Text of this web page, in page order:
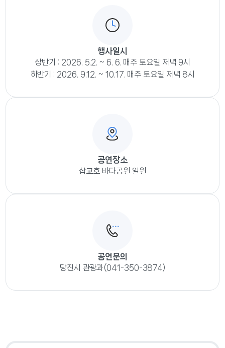
행사일시
상반기 : 2026. 5.2. ~ 6. 6. 매주 토요일 저녁 9시
하반기 : 2026. 9.12. ~ 10.17. 매주 토요일 저녁 8시
공연장소
삽교호 바다공원 일원
공연문의
당진시 관광과(041-350-3874)